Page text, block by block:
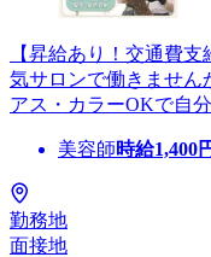
【昇給あり！交通費
気サロンで働きませ
アス・カラーOKで自
美容師時給1,400
勤務地
面接地